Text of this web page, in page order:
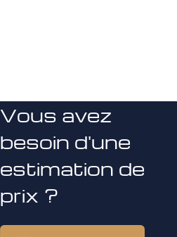
Vous avez
besoin d'une
estimation de
prix ?